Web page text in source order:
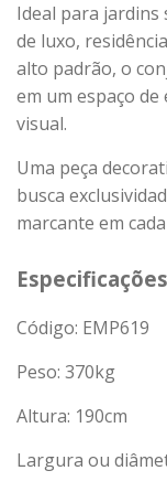
Ideal para
de luxo,
alto padrão, o
em um espaço
visual.
Uma peça
busca
marcante em
Especificações
Código: EMP619
Peso: 370kg
Altura: 190cm
Largura ou